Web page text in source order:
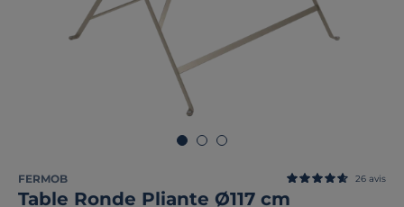
FERMOB
Table Ronde Pliante Ø117 cm
26 avis